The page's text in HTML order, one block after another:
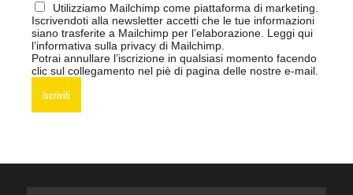
Utilizziamo Mailchimp come piattaforma di marketing.
Iscrivendoti alla newsletter accetti che le tue informazioni
siano trasferite a Mailchimp per l’elaborazione. Leggi qui
l’informativa sulla privacy di Mailchimp
Potrai annullare l’iscrizione in qualsiasi momento facendo
clic sul collegamento nel piè di pagina delle nostre e-mail.